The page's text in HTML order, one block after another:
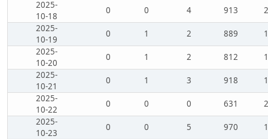
2025-
10-18
0 0 4 913
2025-
10-19
0 1 2 889
2025-
10-20
0 1 2 812
2025-
10-21
0 1 3 918
2025-
10-22
0 0 0 631
2025-
10-23
0 0 5 970